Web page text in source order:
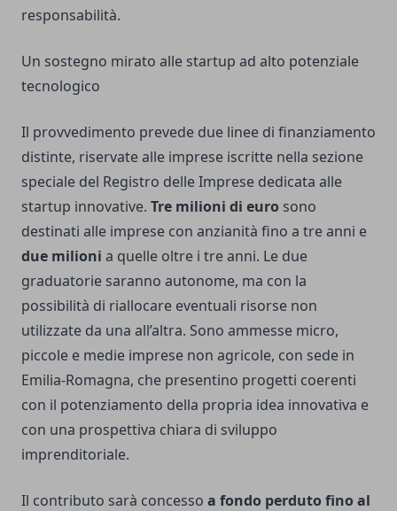
responsabilità.
Un sostegno mirato alle startup ad alto potenziale
tecnologico
Il provvedimento prevede due linee di finanziamento
distinte, riservate alle imprese iscritte nella sezione
speciale del Registro delle Imprese dedicata alle
startup innovative. Tre milioni di euro sono
destinati alle imprese con anzianità fino a tre anni e
due milioni a quelle oltre i tre anni. Le due
graduatorie saranno autonome, ma con la
possibilità di riallocare eventuali risorse non
utilizzate da una all’altra. Sono ammesse micro,
piccole e medie imprese non agricole, con sede in
Emilia-Romagna, che presentino progetti coerenti
con il potenziamento della propria idea innovativa e
con una prospettiva chiara di sviluppo
imprenditoriale.
Il contributo sarà concesso a fondo perduto fino al